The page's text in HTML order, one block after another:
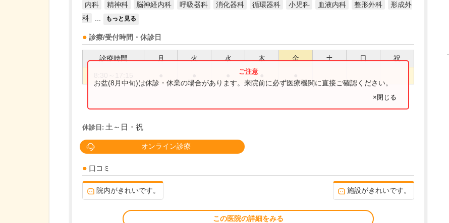
内科 精神科 脳神経内科 呼吸器科 消化器科 循環器科 小児科 血液内科 整形外科
形成外
科
もっと見る
診療/受付時間・休診日
診療時間 月 火 水 木 金 土 日 祝
お盆(8月中旬)は休診・休業の場合があります。来院前に必ず医療機関に直接ご確認ください。
×閉じる
休診日: 土～日・祝
オンライン診療
口コミ
院内がきれいです。 施設がきれいです。
この医院の詳細をみる